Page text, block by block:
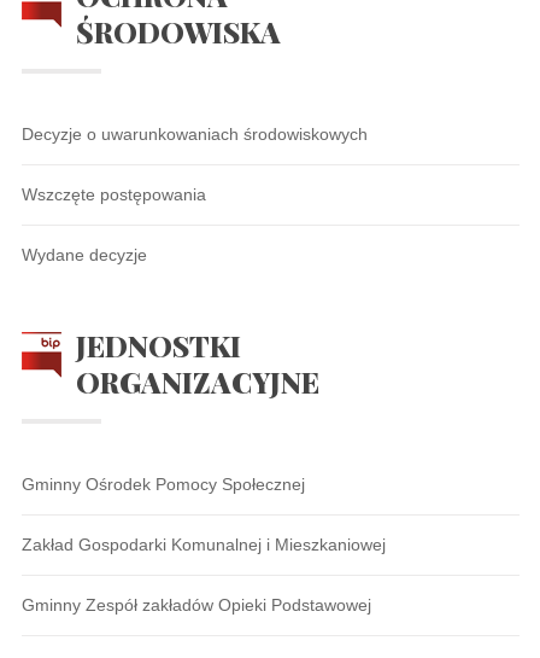
ŚRODOWISKA
Decyzje o uwarunkowaniach środowiskowych
Wszczęte postępowania
Wydane decyzje
JEDNOSTKI
ORGANIZACYJNE
Gminny Ośrodek Pomocy Społecznej
Zakład Gospodarki Komunalnej i Mieszkaniowej
Gminny Zespół zakładów Opieki Podstawowej